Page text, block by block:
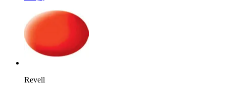
Revell